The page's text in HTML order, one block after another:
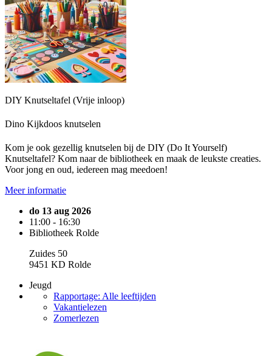
DIY Knutseltafel (Vrije inloop)
Dino Kijkdoos knutselen
Kom je ook gezellig knutselen bij de DIY (Do It Yourself)
Knutseltafel? Kom naar de bibliotheek en maak de leukste creaties.
Voor jong en oud, iedereen mag meedoen!
Meer informatie
do 13 aug 2026
11:00 - 16:30
Bibliotheek Rolde
Zuides 50
9451 KD Rolde
Jeugd
Rapportage: Alle leeftijden
Vakantielezen
Zomerlezen